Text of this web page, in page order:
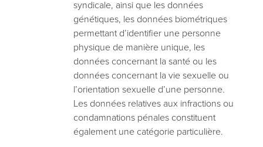
syndicale, ainsi que les données
génétiques, les données biométriques
permettant d’identifier une personne
physique de manière unique, les
données concernant la santé ou les
données concernant la vie sexuelle ou
l’orientation sexuelle d’une personne.
Les données relatives aux infractions ou
condamnations pénales constituent
également une catégorie particulière.